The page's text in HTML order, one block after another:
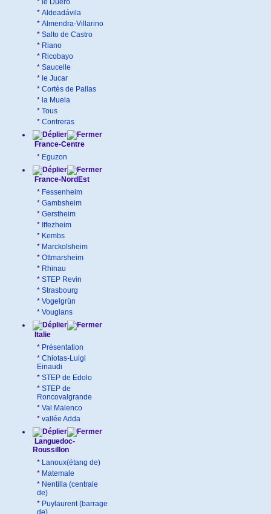
* le Duero
* Aldeadávila
* Almendra-Villarino
* Salto de Castro
* Riano
* Ricobayo
* Saucelle
* le Jucar
* Cortès de Pallas
* la Muela
* Tous
* Contreras
France-Centre
* Eguzon
France-NordEst
* Fessenheim
* Gambsheim
* Gerstheim
* Iffezheim
* Kembs
* Marckolsheim
* Ottmarsheim
* Rhinau
* STEP Revin
* Strasbourg
* Vogelgrün
* Vouglans
Italie
* Présentation
* Chiotas-Luigi
Einaudi
* STEP de Edolo
* STEP de
Roncovalgrande
* Val Malenco
* vallée Adda
Languedoc-
Roussillon
* Lanoux(étang de)
* Matemale
* Nentilla (centrale
de)
* Puylaurent (barrage
de)